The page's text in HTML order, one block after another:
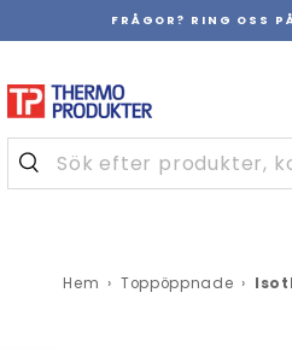
FRÅGOR? RING OSS
Hem › Toppöppnade ›